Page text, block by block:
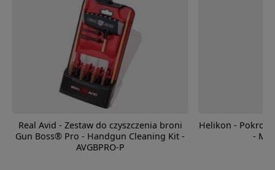
Real Avid - Zestaw do czyszczenia broni
Gun Boss® Pro - Handgun Cleaning Kit -
AVGBPRO-P
Helikon -
-